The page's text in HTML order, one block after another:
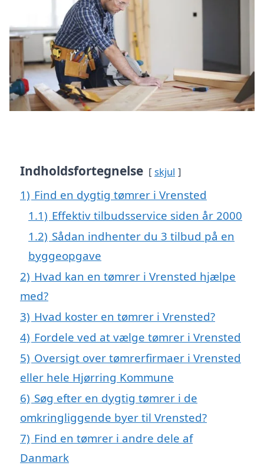
Indholdsfortegnelse skjul
1) Find en dygtig tømrer i Vrensted
1.1) Effektiv tilbudsservice siden år 2000
1.2) Sådan indhenter du 3 tilbud på en
byggeopgave
2) Hvad kan en tømrer i Vrensted hjælpe
med?
3) Hvad koster en tømrer i Vrensted?
4) Fordele ved at vælge tømrer i Vrensted
5) Oversigt over tømrerfirmaer i Vrensted
eller hele Hjørring Kommune
6) Søg efter en dygtig tømrer i de
omkringliggende byer til Vrensted?
7) Find en tømrer i andre dele af
Danmark